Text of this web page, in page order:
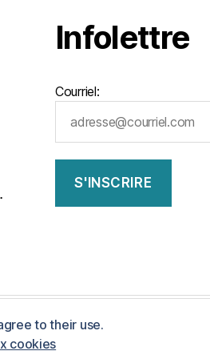
Infolettre
Courriel:
to their use.
cookies